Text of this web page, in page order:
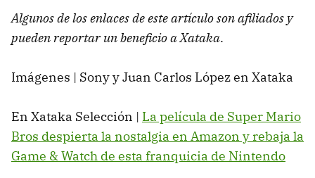
Algunos de los enlaces de este artículo son afiliados y
pueden reportar un beneficio a Xataka.
Imágenes | Sony y Juan Carlos López en Xataka
En Xataka Selección | La película de Super Mario
Bros despierta la nostalgia en Amazon y rebaja la
Game & Watch de esta franquicia de Nintendo